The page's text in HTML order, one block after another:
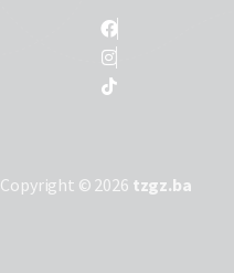
Copyright © 2026 tzgz.ba